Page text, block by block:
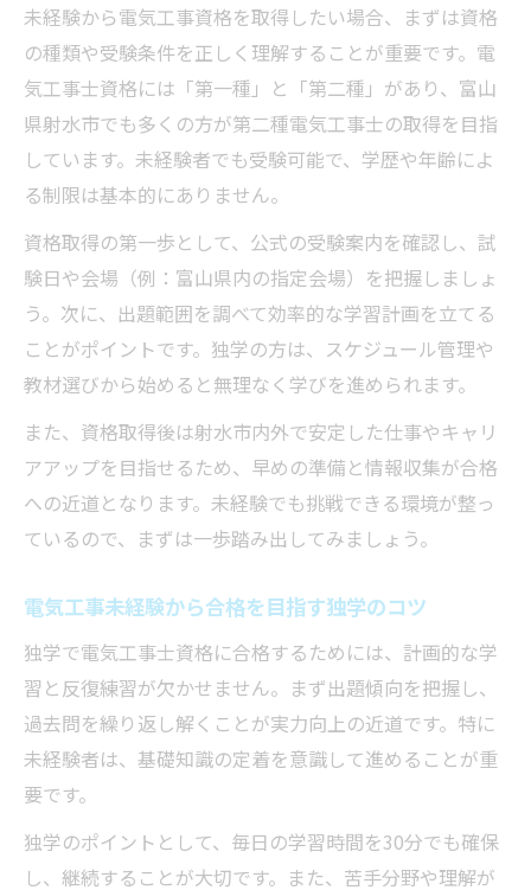
未経験から電気工事資格を取得したい場合、まずは資格
の種類や受験条件を正しく理解することが重要です。電
気工事士資格には「第一種」と「第二種」があり、富山
県射水市でも多くの方が第二種電気工事士の取得を目指
しています。未経験者でも受験可能で、学歴や年齢によ
る制限は基本的にありません。
資格取得の第一歩として、公式の受験案内を確認し、試
験日や会場（例：富山県内の指定会場）を把握しましょ
う。次に、出題範囲を調べて効率的な学習計画を立てる
ことがポイントです。独学の方は、スケジュール管理や
教材選びから始めると無理なく学びを進められます。
また、資格取得後は射水市内外で安定した仕事やキャリ
アアップを目指せるため、早めの準備と情報収集が合格
への近道となります。未経験でも挑戦できる環境が整っ
ているので、まずは一歩踏み出してみましょう。
電気工事未経験から合格を目指す独学のコツ
独学で電気工事士資格に合格するためには、計画的な学
習と反復練習が欠かせません。まず出題傾向を把握し、
過去問を繰り返し解くことが実力向上の近道です。特に
未経験者は、基礎知識の定着を意識して進めることが重
要です。
独学のポイントとして、毎日の学習時間を30分でも確保
し、継続することが大切です。また、苦手分野や理解が